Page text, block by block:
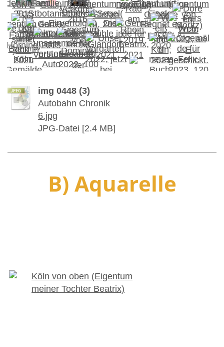
img 0448 (3)
Autobahn Chronik
6.jpg
JPG-Datei [2.4 MB]
B) Aquarelle